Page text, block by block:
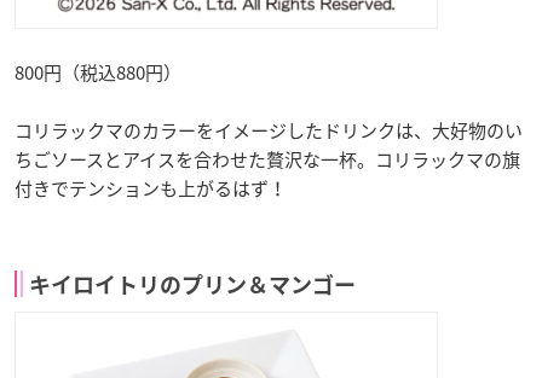
800円（税込880円）
コリラックマのカラーをイメージしたドリンクは、大好物のい
ちごソースとアイスを合わせた贅沢な一杯。コリラックマの旗
付きでテンションも上がるはず！
キイロイトリのプリン＆マンゴー